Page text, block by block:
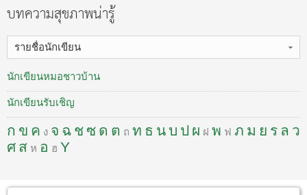
บทความสุขภาพน่ารู้
รายชื่อนักเขียน
นักเขียนหมอชาวบ้าน
นักเขียนรับเชิญ
ก ข ค ง จ ฉ ชซ ด ต ถ ท ธ นบ ป ผ ฝ พ ฟ ภ ม ย ร ล ว
ศ ส ห อ ฮ Y